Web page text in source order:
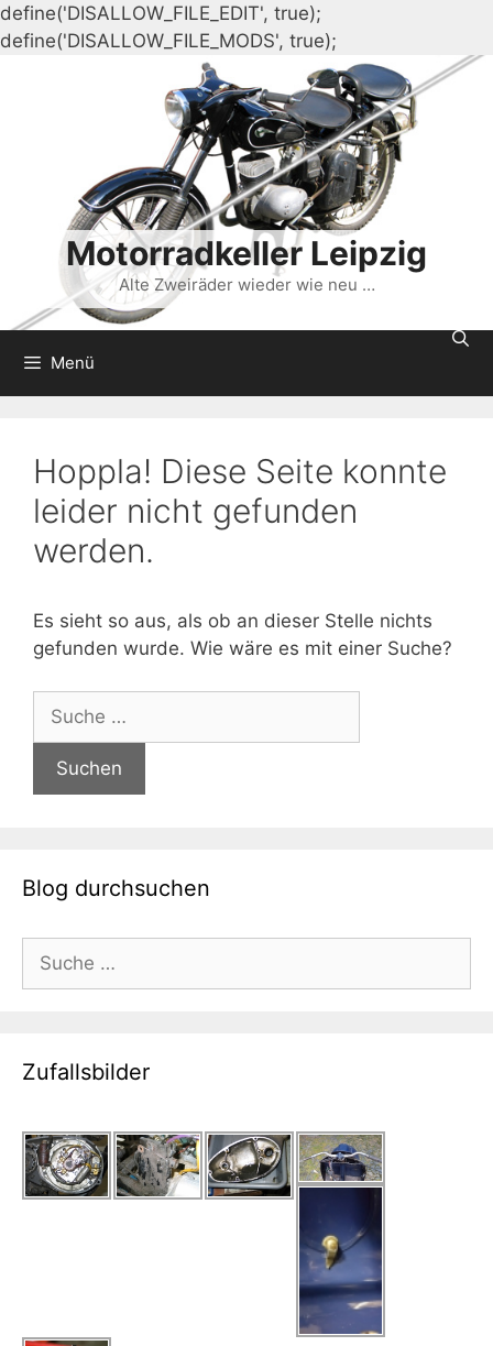
define('DISALLOW_FILE_EDIT', true);
define('DISALLOW_FILE_MODS', true);
Inhalt
springen
Motorradkeller Leipzig
Alte Zweiräder wieder wie neu …
Menü
Hoppla! Diese Seite konnte
leider nicht gefunden
werden.
Es sieht so aus, als ob an dieser Stelle nichts
gefunden wurde. Wie wäre es mit einer Suche?
nach:
Blog durchsuchen
nach:
Zufallsbilder